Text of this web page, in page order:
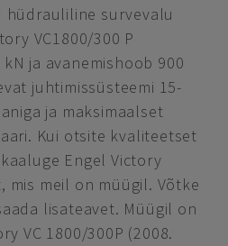
survevalu
VC1800/300 P
ja avanemishoob 900
juhtimissüsteemi 15-
ja maksimaalset
Kui otsite kvaliteetset
Engel Victory
mis meil on müügil. Võtke
lisateavet. Müügil on
VC 1800/300P (2008.